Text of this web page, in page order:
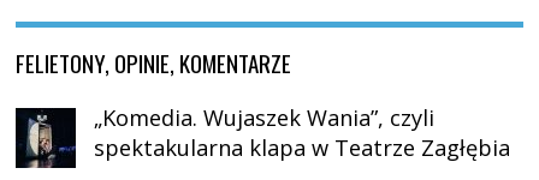
FELIETONY, OPINIE, KOMENTARZE
„Komedia. Wujaszek Wania”, czyli
spektakularna klapa w Teatrze Zagłębia